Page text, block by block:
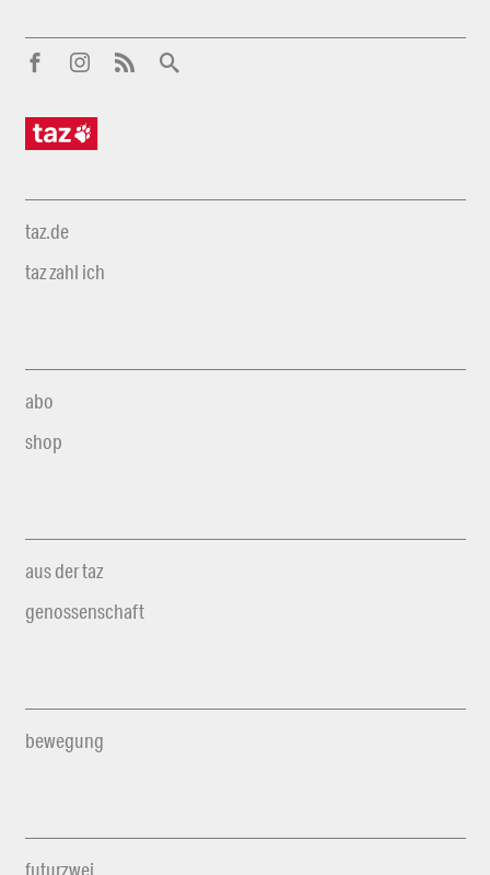
taz.de
taz zahl ich
abo
shop
aus der taz
genossenschaft
bewegung
futurzwei